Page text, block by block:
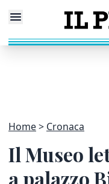
Home Cronaca
Il Museo
a palazzo